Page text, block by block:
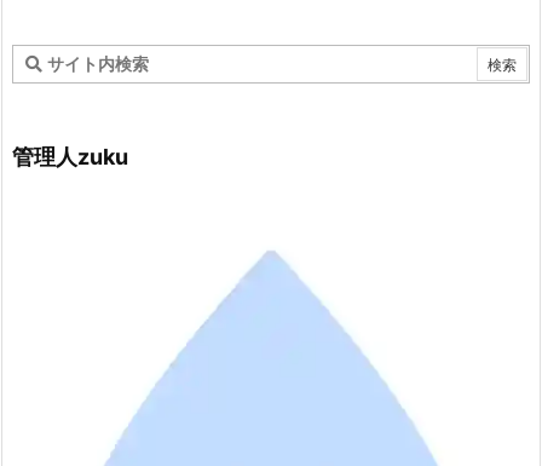
管理人zuku